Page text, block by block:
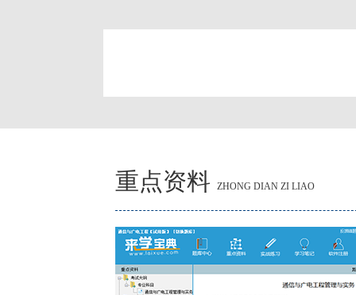
重点资料 ZHONG DIAN ZI LIAO